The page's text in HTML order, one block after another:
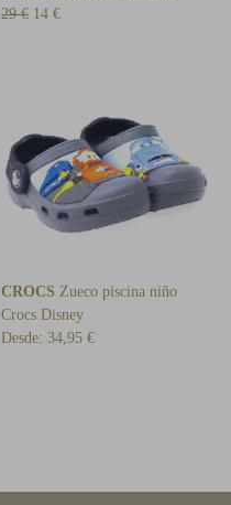
29 € 14 €
CROCS Zueco piscina niño
Crocs Disney
Desde: 34,95 €